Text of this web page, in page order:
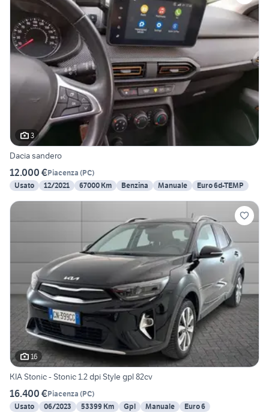
3
Dacia sandero
12.000 €Piacenza (PC)
Usato
12/2021 67000 Km Benzina Manuale Euro 6d-TEMP
16
KIA Stonic - Stonic 1.2 dpi Style gpl 82cv
16.400 €Piacenza (PC)
Usato
06/2023 53399 Km Gpl Manuale
Euro 6